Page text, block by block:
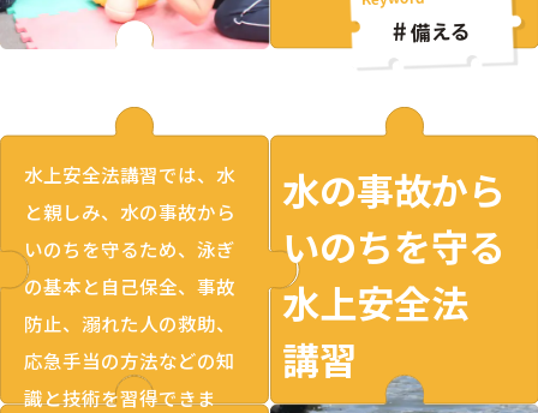
備える
水の事故から
いのちを守る
水上安全法
講習
水上安全法講習では、水
と親しみ、水の事故から
いのちを守るため、泳ぎ
の基本と自己保全、事故
防止、溺れた人の救助、
応急手当の方法などの知
識と技術を習得できま